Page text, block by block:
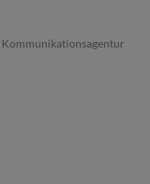
Kommunikationsagentur